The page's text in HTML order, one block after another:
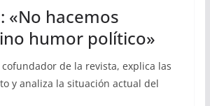
«No hacemos
humor político»
de la revista, explica las
y analiza la situación actual del